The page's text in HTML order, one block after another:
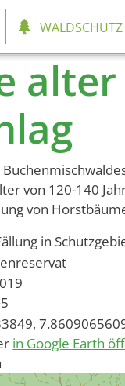
WALDSCHUTZ
von 120-140
von
in
in Google Earth